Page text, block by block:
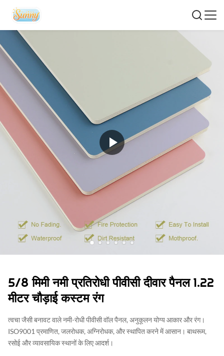
5/8 मिमी नमी प्रतिरोधी पीवीसी दीवार पैनल 1.22
मीटर चौड़ाई कस्टम रंग
त्वचा जैसी बनावट वाले नमी-रोधी पीवीसी वॉल पैनल, अनुकूलन योग्य आकार और रंग।
ISO9001 प्रमाणित, जलरोधक, अग्निरोधक, और स्थापित करने में आसान। बाथरूम,
रसोई और व्यावसायिक स्थानों के लिए आदर्श।